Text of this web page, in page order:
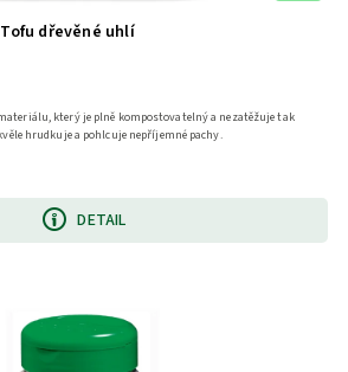
dřevěné uhlí
DETAIL
který je plně kompostovatelný a nezatěžuje tak
hrudkuje a pohlcuje nepříjemné pachy.